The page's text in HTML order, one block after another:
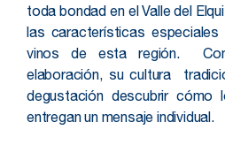
toda bondad en el Valle del
las características
vinos de esta región.
elaboración, su cultura
degustación descubrir cómo
entregan un mensaje individual.